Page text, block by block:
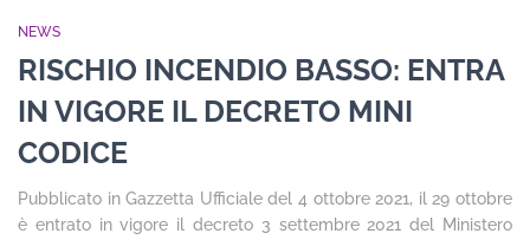
NEWS
RISCHIO INCENDIO BASSO: ENTRA
IN VIGORE IL DECRETO MINI
CODICE
Pubblicato in Gazzetta Ufficiale del 4 ottobre 2021, il 29 ottobre
è entrato in vigore il decreto 3 settembre 2021 del Ministero